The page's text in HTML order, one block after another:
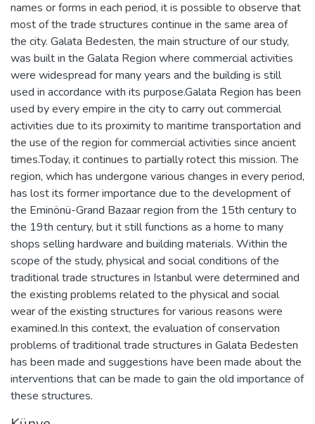
names or forms in each period, it is possible to observe that
most of the trade structures continue in the same area of
the city. Galata Bedesten, the main structure of our study,
was built in the Galata Region where commercial activities
were widespread for many years and the building is still
used in accordance with its purpose.Galata Region has been
used by every empire in the city to carry out commercial
activities due to its proximity to maritime transportation and
the use of the region for commercial activities since ancient
times.Today, it continues to partially rotect this mission. The
region, which has undergone various changes in every period,
has lost its former importance due to the development of
the Eminönü-Grand Bazaar region from the 15th century to
the 19th century, but it still functions as a home to many
shops selling hardware and building materials. Within the
scope of the study, physical and social conditions of the
traditional trade structures in Istanbul were determined and
the existing problems related to the physical and social
wear of the existing structures for various reasons were
examined.In this context, the evaluation of conservation
problems of traditional trade structures in Galata Bedesten
has been made and suggestions have been made about the
interventions that can be made to gain the old importance of
these structures.